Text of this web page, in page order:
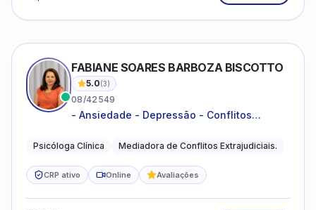
FABIANE SOARES BARBOZA BISCOTTO
5.0(3)
08/42549
- Ansiedade - Depressão - Conflitos
relacionamentos - Autoestima -
Psicóloga Clínica Mediadora de Conflitos Extrajudiciais.
CRP ativo Online Avaliações